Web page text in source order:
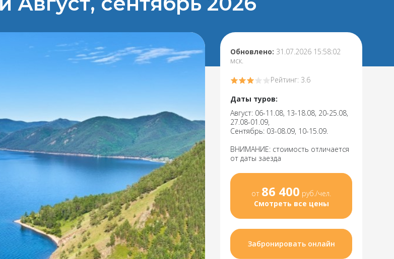
Обновлено: 31.07.2026 15:58:02
мск.
Рейтинг: 3.6
Даты туров:
Август: 06-11.08, 13-18.08, 20-25.08,
27.08-01.09,
Сентябрь: 03-08.09, 10-15.09.
ВНИМАНИЕ: стоимость отличается
от даты заезда
от 86 400 руб./чел.
Смотреть все цены
Забронировать онлайн